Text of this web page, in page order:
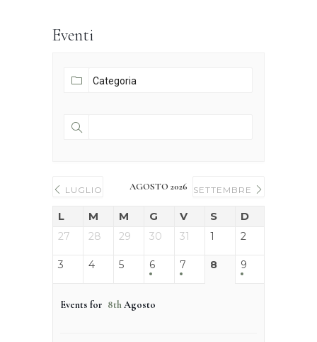
Eventi
LUGLIO AGOSTO 2026 SETTEMBRE
L M M G V S D
27 28 29 30 31 1 2
3 4 5 6 7 8 9
Events for 8thAgosto